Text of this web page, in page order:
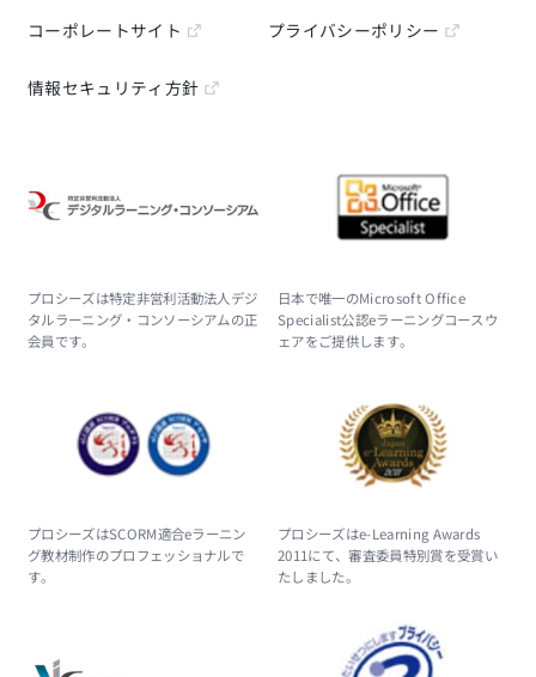
コーポレートサイト プライバシーポリシー
情報セキュリティ方針
プロシーズは特定非営利活動法人デジ
タルラーニング・コンソーシアムの正
会員です。
日本で唯一のMicrosoft Office
Specialist公認eラーニングコースウ
ェアをご提供します。
プロシーズはSCORM適合eラーニン
グ教材制作のプロフェッショナルで
す。
プロシーズはe-Learning Awards
2011にて、審査委員特別賞を受賞い
たしました。